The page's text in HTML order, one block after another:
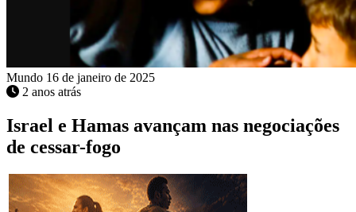
Mundo 16 de janeiro de 2025
2 anos atrás
Israel e Hamas avançam nas negociações
de cessar-fogo